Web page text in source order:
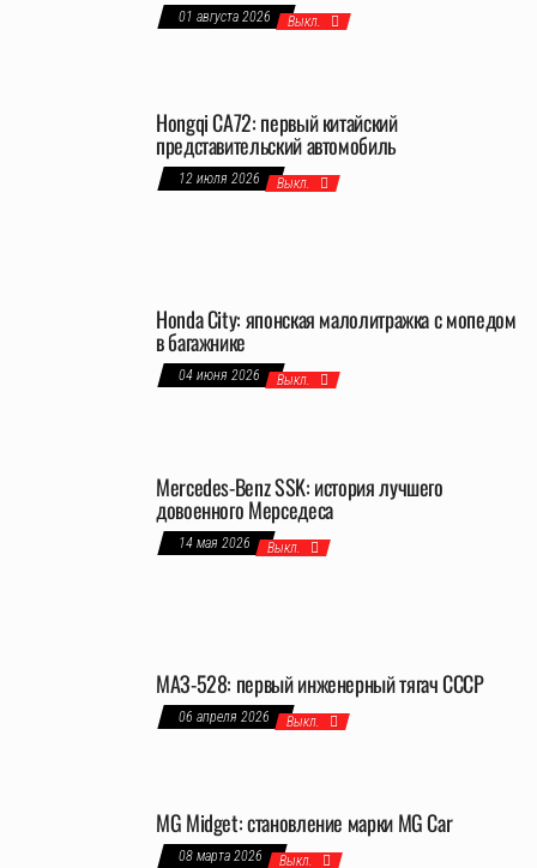
01 августа 2026 Выкл.
Hongqi CA72: первый китайский
представительский автомобиль
12 июля 2026 Выкл.
Honda City: японская малолитражка с мопедом
в багажнике
04 июня 2026 Выкл.
Mercedes-Benz SSK: история лучшего
довоенного Мерседеса
14 мая 2026 Выкл.
МАЗ-528: первый инженерный тягач СССР
06 апреля 2026 Выкл.
MG Midget: становление марки MG Car
08 марта 2026 Выкл.